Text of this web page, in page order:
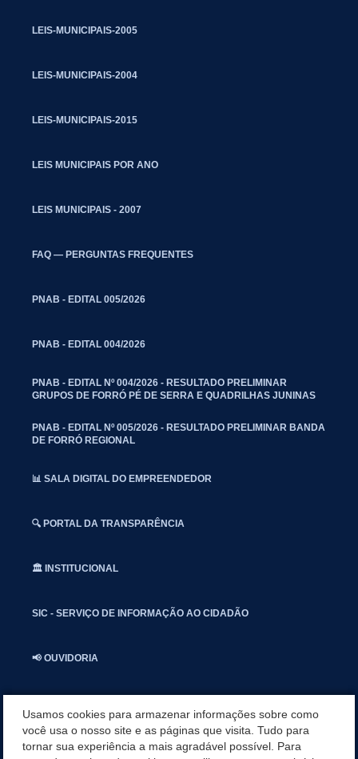
LEIS-MUNICIPAIS-2005
LEIS-MUNICIPAIS-2004
LEIS-MUNICIPAIS-2015
LEIS MUNICIPAIS POR ANO
LEIS MUNICIPAIS - 2007
FAQ — PERGUNTAS FREQUENTES
PNAB - EDITAL 005/2026
PNAB - EDITAL 004/2026
PNAB - EDITAL Nº 004/2026 - RESULTADO PRELIMINAR
GRUPOS DE FORRÓ PÉ DE SERRA E QUADRILHAS JUNINAS
PNAB - EDITAL Nº 005/2026 - RESULTADO PRELIMINAR BANDA
DE FORRÓ REGIONAL
📊 SALA DIGITAL DO EMPREENDEDOR
🔍 PORTAL DA TRANSPARÊNCIA
🏛️ INSTITUCIONAL
SIC - SERVIÇO DE INFORMAÇÃO AO CIDADÃO
📢 OUVIDORIA
📱🩺 SAUDE CONECTADA
Usamos cookies para armazenar informações sobre como
você usa o nosso site e as páginas que visita. Tudo para
tornar sua experiência a mais agradável possível. Para